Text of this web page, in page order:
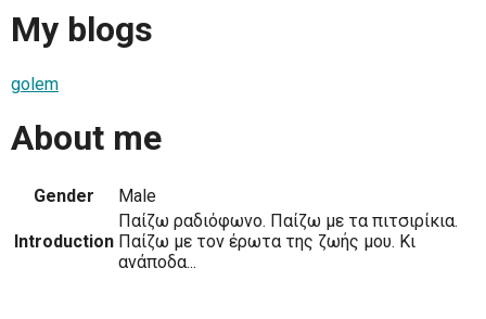
My blogs
golem
About me
Gender Male
Introduction
Παίζω ραδιόφωνο. Παίζω με τα πιτσιρίκια.
Παίζω με τον έρωτα της ζωής μου. Κι
ανάποδα...